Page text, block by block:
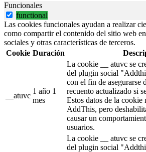
Funcionales
functional
Las cookies funcionales ayudan a realizar
como compartir el contenido del sitio web
sociales y otras características de terceros.
Cookie Duración
__atuvc
1 año 1
mes
La cookie __ atuvc se
del plugin social
con el fin de asegurarse
recuento actualizado si
Estos datos de la cookie
AddThis, pero
causar un
usuarios.
La cookie __ atuvc se
del plugin social